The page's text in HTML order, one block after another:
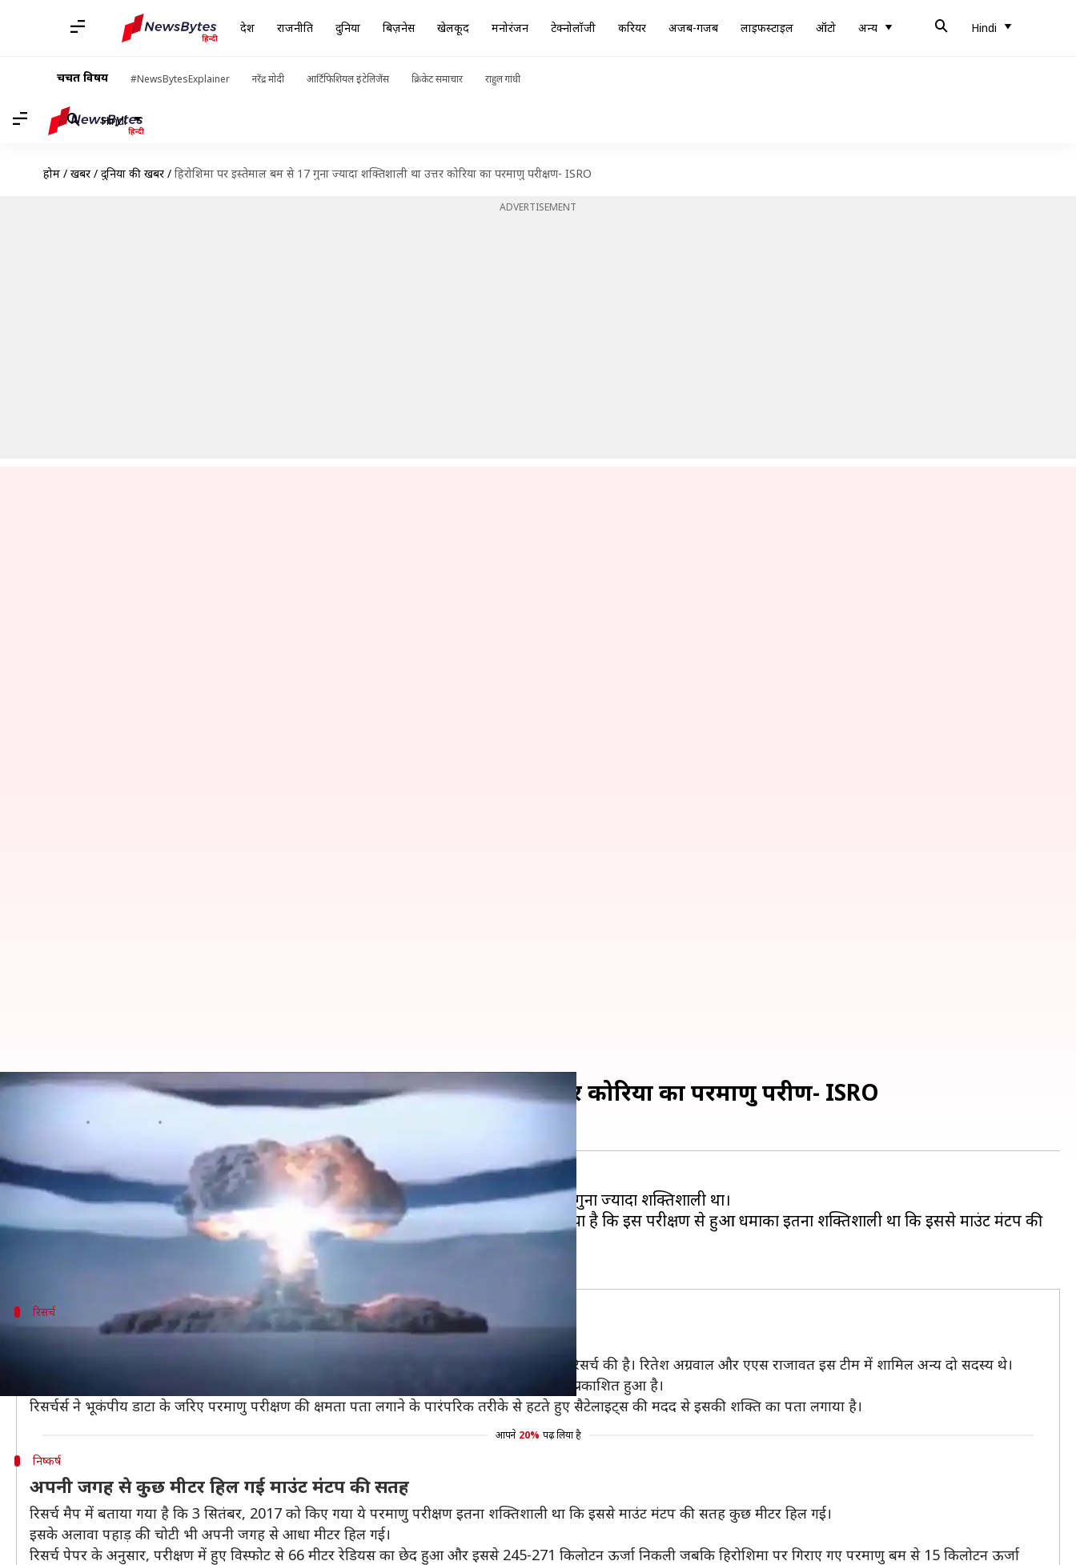
देश राजनीति दुनिया बिज़नेस खेलकूद मनोरंजन टेक्नोलॉजी करियर अजब-गजब लाइफस्टाइल ऑटो अन्य Hindi
चर्चित विषय #NewsBytesExplainer नरेंद्र मोदी आर्टिफिशियल इंटेलिजेंस क्रिकेट समाचार राहुल गांधी
Hindi
होम / खबरें / दुनिया की खबरें / हिरोशिमा पर इस्तेमाल बम से 17 गुना ज्यादा शक्तिशाली था उत्तर कोरिया का परमाणु परीक्षण- ISRO
ADVERTISEMENT
हिरोशिमा पर इस्तेमाल बम से 17 गुना ज्यादा शक्तिशाली था उत्तर कोरिया का परमाणु परीक्षण- ISRO
क्या है खबर?
उत्तर कोरिया ने 2017 में जो परमाणु परीक्षण किया था वो हिरोशिमा में गिराए गए परमाणु बम से 17 गुना ज्यादा शक्तिशाली था।
भारतीय अंतरिक्ष अनुसंधान संगठन (ISRO) की एक रिसर्च में ये बात सामने आई है। इसमें बताया गया है कि इस परीक्षण से हुआ धमाका इतना शक्तिशाली था कि इससे माउंट मंटप की
सतह हिल गई थी।
रिसर्च
अलग तकनीक से पता लगाई परमाणु परीक्षण की शक्ति
डॉ केएम श्रीजिथ के नेतृत्व वाली ISRO की एक तीन सदस्यीय टीम ने उत्तर कोरिया के परमाणु परीक्षण पर रिसर्च की है। रितेश अग्रवाल और एएस राजावत इस टीम में शामिल अन्य दो सदस्य थे।
उनका रिसर्च पेपर रॉयल रॉयल एस्ट्रोनॉमिकल सोसायटी की पत्रिका 'जियोफिजीकल जर्नल इंटरनेशनल' में प्रकाशित हुआ है।
रिसर्चर्स ने भूकंपीय डाटा के जरिए परमाणु परीक्षण की क्षमता पता लगाने के पारंपरिक तरीके से हटते हुए सैटेलाइट्स की मदद से इसकी शक्ति का पता लगाया है।
आपने 20% पढ़ लिया है
निष्कर्ष
अपनी जगह से कुछ मीटर हिल गई माउंट मंटप की सतह
रिसर्च मैप में बताया गया है कि 3 सितंबर, 2017 को किए गया ये परमाणु परीक्षण इतना शक्तिशाली था कि इससे माउंट मंटप की सतह कुछ मीटर हिल गई।
इसके अलावा पहाड़ की चोटी भी अपनी जगह से आधा मीटर हिल गई।
रिसर्च पेपर के अनुसार, परीक्षण में हुए विस्फोट से 66 मीटर रेडियस का छेद हुआ और इससे 245-271 किलोटन ऊर्जा निकली जबकि हिरोशिमा पर गिराए गए परमाणु बम से 15 किलोटन ऊर्जा